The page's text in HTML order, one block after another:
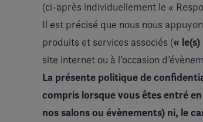
(ci-après individuellement le «
Il est précisé que nous nous
produits et services associés (« le(s)
site internet ou à l’occasion
La présente politique de
compris lorsque vous êtes entré
nos salons ou évènements) ni, le